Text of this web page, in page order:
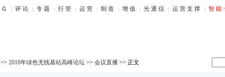
>> 2010年绿色无线基站高峰论坛 >> 会议直播 >> 正文